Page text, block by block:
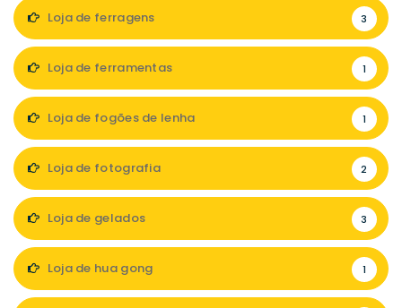
Loja de ferragens 3
Loja de ferramentas 1
Loja de fogões de lenha 1
Loja de fotografia 2
Loja de gelados 3
Loja de hua gong 1